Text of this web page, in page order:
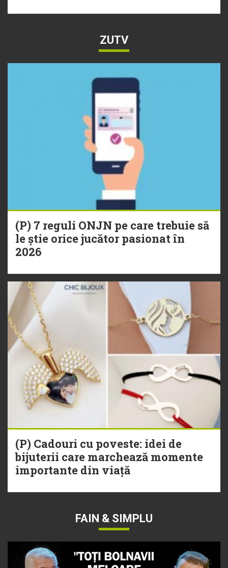
ZUTV
(P) 7 reguli ONJN pe care trebuie să
le știe orice jucător pasionat în
2026
(P) Cadouri cu poveste: idei de
bijuterii care marchează momente
importante din viață
FAIN & SIMPLU